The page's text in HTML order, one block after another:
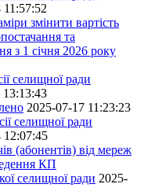
11:57:52
змінити вартість
та
з 1 січня 2026 року
селищної ради
13:13:43
2025-07-17 11:23:23
селищної ради
12:07:45
(абонентів) від мереж
КП
селищної ради 2025-